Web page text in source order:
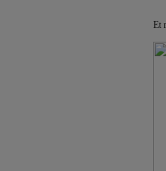
Et